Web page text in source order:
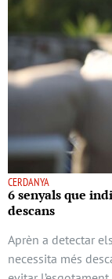
CERDANYA
6 senyals que
descans
Aprèn a detectar
necessita més